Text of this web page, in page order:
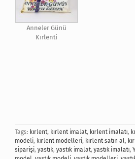
Anneler Günü
Kırlenti
Tags: kırlent, kırlent imalat, kırlent imalatı,
modeli, kırlent modelleri, kırlent satın al,
siparişi, yastık, yastık imalat, yastık imalatı,